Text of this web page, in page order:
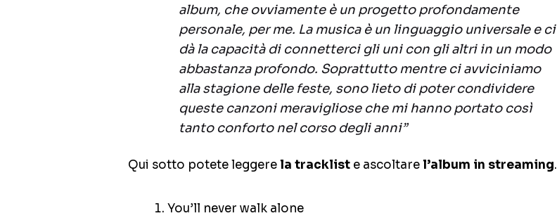
album, che ovviamente è un progetto profondamente
personale, per me. La musica è un linguaggio universale e ci
dà la capacità di connetterci gli uni con gli altri in un modo
abbastanza profondo. Soprattutto mentre ci avviciniamo
alla stagione delle feste, sono lieto di poter condividere
queste canzoni meravigliose che mi hanno portato così
tanto conforto nel corso degli anni”
Qui sotto potete leggerela tracklist e ascoltarel’album in streaming.
You’ll never walk alone